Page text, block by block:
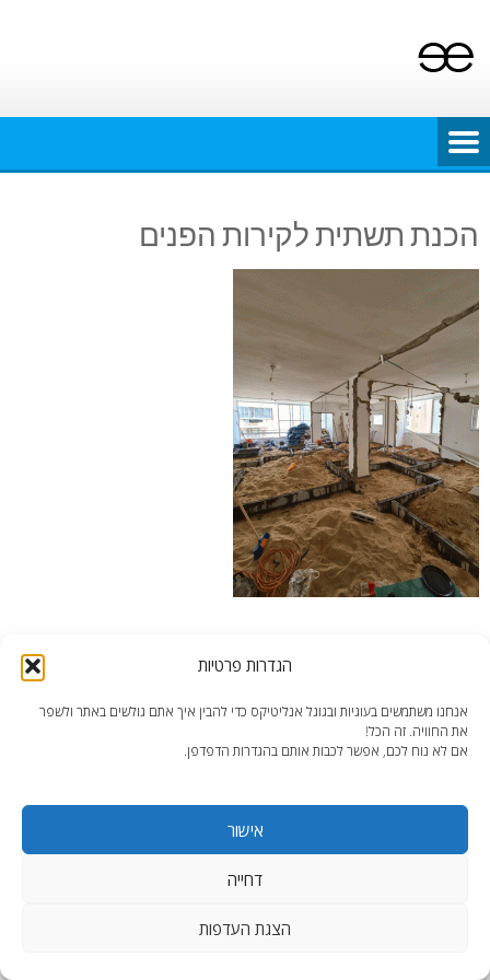
הגדרות פרטיות
אנחנו משתמשים בעוגיות ובגוגל אנליטיקס כדי להבין איך אתם גולשים באתר ולשפר
את החוויה. זה הכל!
אם לא נוח לכם, אפשר לכבות אותם בהגדרות הדפדפן.
אישור
דחייה
הצגת העדפות
content
הכנת תשתית לקירות הפנים
WordPress Theme: AccessPress Lite